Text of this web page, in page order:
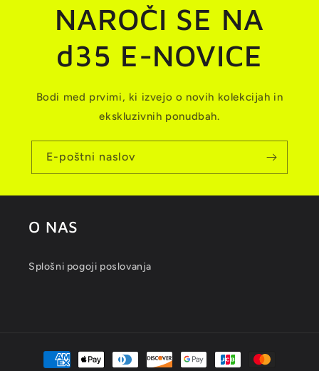
NAROČI SE NA
d35 E-NOVICE
Bodi med prvimi, ki izvejo o novih kolekcijah in
ekskluzivnih ponudbah.
E-poštni naslov
O NAS
Splošni pogoji poslovanja
Načini